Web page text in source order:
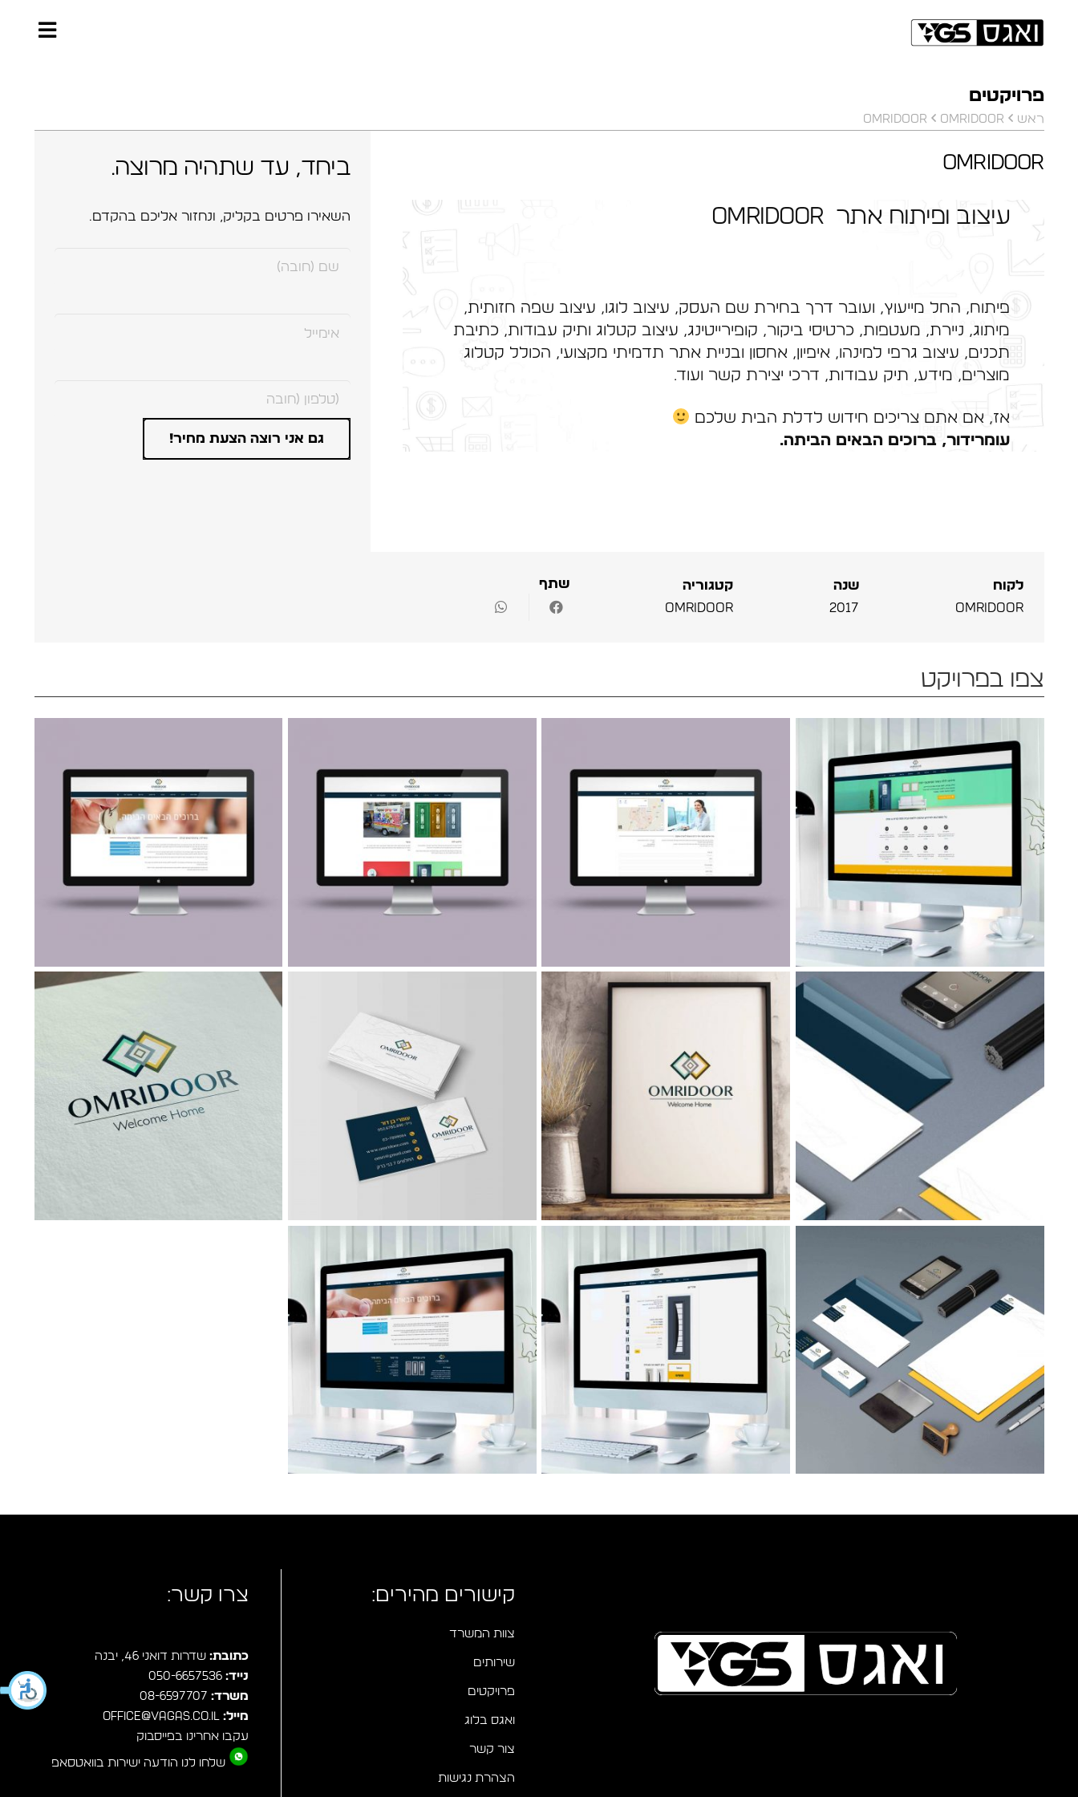
פרויקטים
ראש Omridoor Omridoor
Omridoor
עיצוב ופיתוח אתר Omridoor
פיתוח, החל מייעוץ, ועובר דרך בחירת שם העסק, עיצוב לוגו, עיצוב שפה חזותית,
מיתוג, ניירת, מעטפות, כרטיסי ביקור, קופירייטינג, עיצוב קטלוג ותיק עבודות, כתיבת
תכנים, עיצוב גרפי למינהו, איפיון, אחסון ובניית אתר תדמיתי מקצועי, הכולל קטלוג
מוצרים, מידע, תיק עבודות, דרכי יצירת קשר ועוד.
אז, אם אתם צריכים חידוש לדלת הבית שלכם
עומרידור, ברוכים הבאים הביתה.
לקוח
Omridoor
שנה
2017
קטגוריה
Omridoor
שתף
ביחד, עד שתהיה מרוצה.
השאירו פרטים בקליק, ונחזור אליכם בהקדם.
צפו בפרויקט
קישורים מהירים:
צוות המשרד
שירותים
פרויקטים
ואגס בלוג
צור קשר
הצהרת נגישות
צרו קשר:
כתובת: שדרות דואני 46, יבנה
נייד: 050-6657536
משרד: 08-6597707
מייל: office@vagas.co.il
עקבו אחרינו בפייסבוק
שלחו לנו הודעה ישירות בוואטסאפ